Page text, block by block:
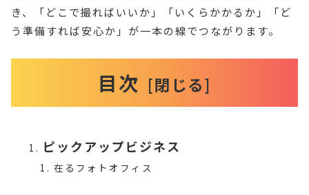
き、「どこで撮ればいいか」「いくらかかるか」「ど
う準備すれば安心か」が一本の線でつながります。
目次
ピックアップビジネス
在るフォトオフィス